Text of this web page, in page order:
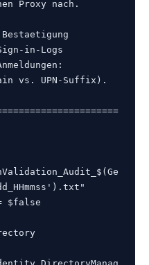
Proxy nach.
in-Logs
vs. UPN-Suffix).
$false